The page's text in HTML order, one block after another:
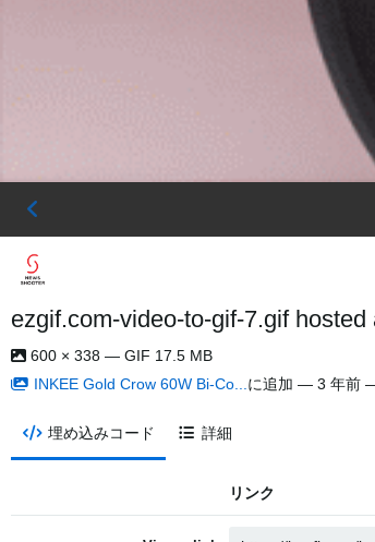
ezgif.com-video-to-gif-7.gif hosted
600 × 338 — GIF 17.5 MB
INKEE Gold Crow 60W Bi-Co... に追加 — 3 年前
埋め込みコード 詳細
リンク